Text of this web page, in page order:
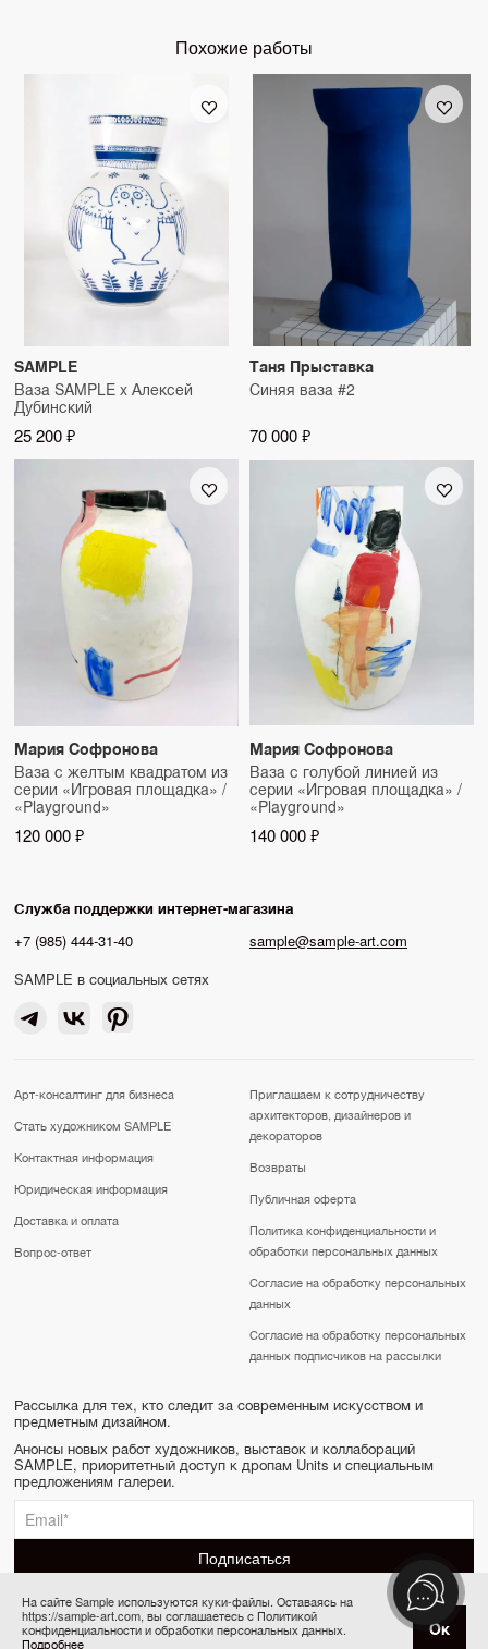
Купить за 74 000 ₽
Похожие работы
SAMPLE
Ваза SAMPLE x Алексей
Дубинский
25 200 ₽
Таня Прыставка
Синяя ваза #2
70 000 ₽
Мария Софронова
Ваза с желтым квадратом из
серии «Игровая площадка» /
«Playground»
120 000 ₽
Мария Софронова
Ваза с голубой линией из
серии «Игровая площадка» /
«Playground»
140 000 ₽
Служба поддержки интернет-магазина
+7 (985) 444-31-40
sample@sample-art.com
SAMPLE в социальных сетях
Арт-консалтинг для бизнеса
Стать художником SAMPLE
Контактная информация
Юридическая информация
Доставка и оплата
Вопрос-ответ
Приглашаем к сотрудничеству
архитекторов, дизайнеров и
декораторов
Возвраты
Публичная оферта
Политика конфиденциальности и
обработки персональных данных
Согласие на обработку персональных
данных
Согласие на обработку персональных
данных подписчиков на рассылки
Рассылка для тех, кто следит за современным искусством и
предметным дизайном.
Анонсы новых работ художников, выставок и коллабораций
SAMPLE, приоритетный доступ к дропам Units и специальным
предложениям галереи.
SAMPLE | Online gallery & Auction © 2022-2026
Сделано в Апривер
На сайте Sample используются куки-файлы. Оставаясь на
https://sample-art.com, вы соглашаетесь с Политикой
конфиденциальности и обработки персональных данных.
Подробнее
Ок